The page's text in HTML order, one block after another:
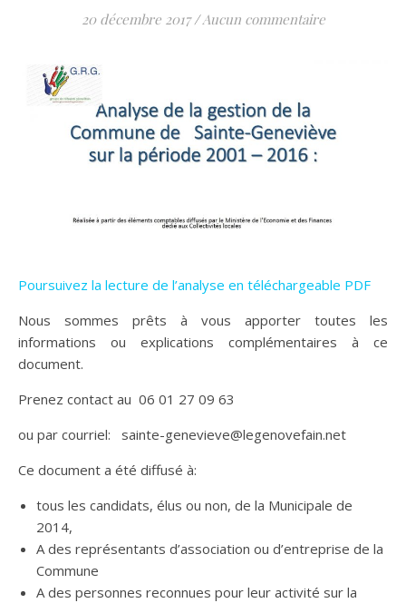
20 décembre 2017 /Aucun commentaire
Poursuivez la lecture de l’analyse en téléchargeable PDF
Nous sommes prêts à vous apporter toutes les
informations ou explications complémentaires à ce
document.
Prenez contact au 06 01 27 09 63
ou par courriel: sainte-genevieve@legenovefain.net
Ce document a été diffusé à:
tous les candidats, élus ou non, de la Municipale de
2014,
A des représentants d’association ou d’entreprise de la
Commune
A des personnes reconnues pour leur activité sur la